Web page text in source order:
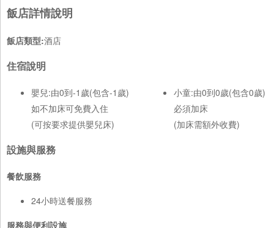
飯店詳情說明
飯店類型:酒店
住宿說明
嬰兒:由0到-1歲(包含-1歲)
如不加床可免費入住
(可按要求提供嬰兒床)
小童:由0到0歲(包含0歲)
必須加床
(加床需額外收費)
設施與服務
餐飲服務
24小時送餐服務
服務與便利設施